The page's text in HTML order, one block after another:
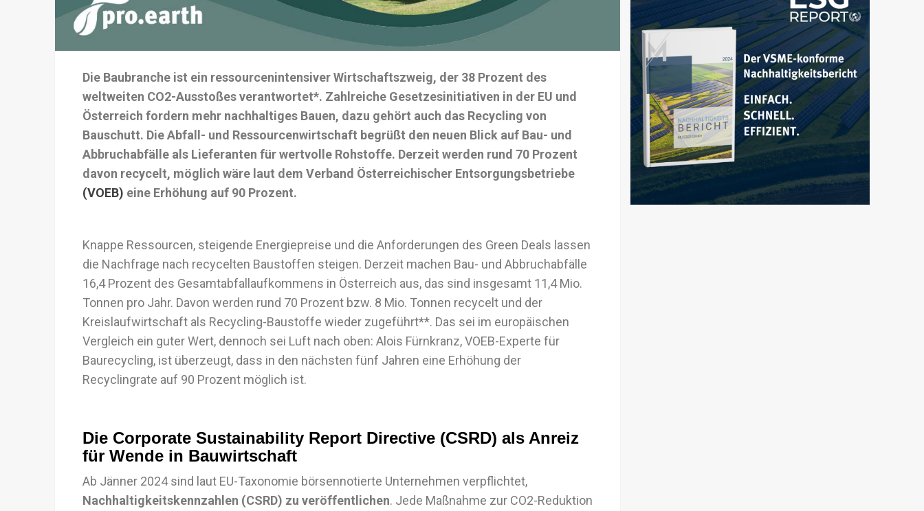
Die Baubranche ist ein ressourcenintensiver Wirtschaftszweig, der 38 Prozent des
weltweiten CO2-Ausstoßes verantwortet*. Zahlreiche Gesetzesinitiativen in der EU und
Österreich fordern mehr nachhaltiges Bauen, dazu gehört auch das Recycling von
Bauschutt. Die Abfall- und Ressourcenwirtschaft begrüßt den neuen Blick auf Bau- und
Abbruchabfälle als Lieferanten für wertvolle Rohstoffe. Derzeit werden rund 70 Prozent
davon recycelt, möglich wäre laut dem Verband Österreichischer Entsorgungsbetriebe
(VOEB) eine Erhöhung auf 90 Prozent.
Knappe Ressourcen, steigende Energiepreise und die Anforderungen des Green Deals lassen
die Nachfrage nach recycelten Baustoffen steigen. Derzeit machen Bau- und Abbruchabfälle
16,4 Prozent des Gesamtabfallaufkommens in Österreich aus, das sind insgesamt 11,4 Mio.
Tonnen pro Jahr. Davon werden rund 70 Prozent bzw. 8 Mio. Tonnen recycelt und der
Kreislaufwirtschaft als Recycling-Baustoffe wieder zugeführt**. Das sei im europäischen
Vergleich ein guter Wert, dennoch sei Luft nach oben: Alois Fürnkranz, VOEB-Experte für
Baurecycling, ist überzeugt, dass in den nächsten fünf Jahren eine Erhöhung der
Recyclingrate auf 90 Prozent möglich ist.
Die Corporate Sustainability Report Directive (CSRD) als Anreiz
für Wende in Bauwirtschaft
Ab Jänner 2024 sind laut EU-Taxonomie börsennotierte Unternehmen verpflichtet,
Nachhaltigkeitskennzahlen (CSRD) zu veröffentlichen. Jede Maßnahme zur CO2-Reduktion